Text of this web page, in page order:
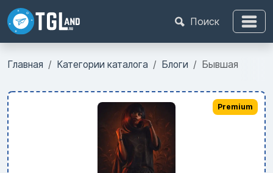
Поиск
Главная Категории каталога Блоги Бывшая
Premium